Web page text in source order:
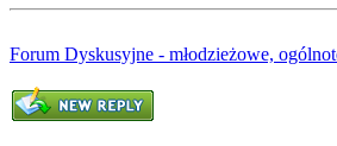
Forum Dyskusyjne - młodzieżowe,